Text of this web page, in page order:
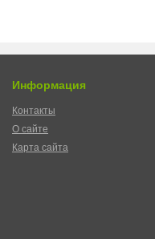
Информация
Контакты
О сайте
Карта сайта